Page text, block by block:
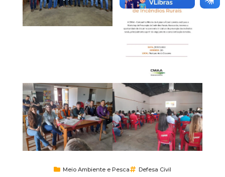
Meio Ambiente e Pesca Defesa Civil